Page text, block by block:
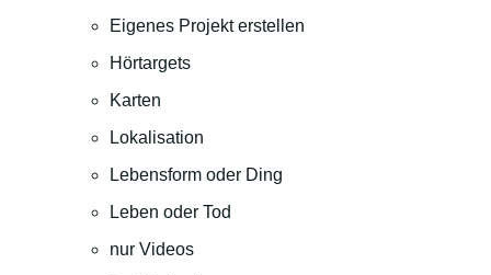
Eigenes Projekt erstellen
Hörtargets
Karten
Lokalisation
Lebensform oder Ding
Leben oder Tod
nur Videos